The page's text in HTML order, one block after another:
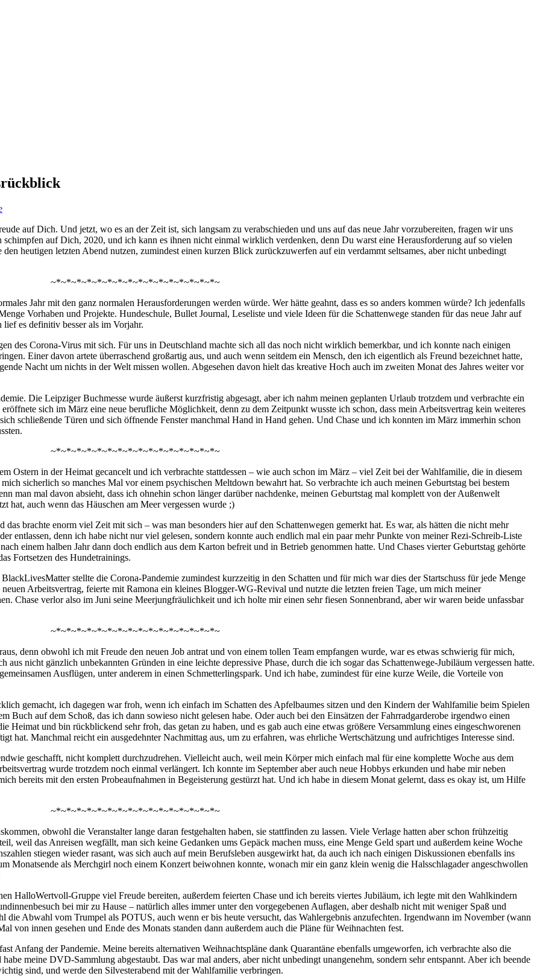
auf Dich. Und jetzt, wo es an der Zeit ist, sich langsam zu verabschieden und uns auf das neue Jahr vorzubereiten, fragen wir uns
auf Dich, 2020, und ich kann es ihnen nicht einmal wirklich verdenken, denn Du warst eine Herausforderung auf so vielen
heutigen letzten Abend nutzen, zumindest einen kurzen Blick zurückzuwerfen auf ein verdammt seltsames, aber nicht unbedingt
~*~*~*~*~*~*~*~*~*~*~*~*~*~*~*~*~
Jahr mit den ganz normalen Herausforderungen werden würde. Wer hätte geahnt, dass es so anders kommen würde? Ich jedenfalls
Vorhaben und Projekte. Hundeschule, Bullet Journal, Leseliste und viele Ideen für die Schattenwege standen für das neue Jahr auf
es definitiv besser als im Vorjahr.
des Corona-Virus mit sich. Für uns in Deutschland machte sich all das noch nicht wirklich bemerkbar, und ich konnte nach einigen
Einer davon artete überraschend großartig aus, und auch wenn seitdem ein Mensch, den ich eigentlich als Freund bezeichnet hatte,
Nacht um nichts in der Welt missen wollen. Abgesehen davon hielt das kreative Hoch auch im zweiten Monat des Jahres weiter vor
Die Leipziger Buchmesse wurde äußerst kurzfristig abgesagt, aber ich nahm meinen geplanten Urlaub trotzdem und verbrachte ein
sich im März eine neue berufliche Möglichkeit, denn zu dem Zeitpunkt wusste ich schon, dass mein Arbeitsvertrag kein weiteres
schließende Türen und sich öffnende Fenster manchmal Hand in Hand gehen. Und Chase und ich konnten im März immerhin schon
~*~*~*~*~*~*~*~*~*~*~*~*~*~*~*~*~
Ostern in der Heimat gecancelt und ich verbrachte stattdessen – wie auch schon im März – viel Zeit bei der Wahlfamilie, die in diesem
sicherlich so manches Mal vor einem psychischen Meltdown bewahrt hat. So verbrachte ich auch meinen Geburtstag bei bestem
man mal davon absieht, dass ich ohnehin schon länger darüber nachdenke, meinen Geburtstag mal komplett von der Außenwelt
hat, auch wenn das Häuschen am Meer vergessen wurde ;)
brachte enorm viel Zeit mit sich – was man besonders hier auf den Schattenwegen gemerkt hat. Es war, als hätten die nicht mehr
entlassen, denn ich habe nicht nur viel gelesen, sondern konnte auch endlich mal ein paar mehr Punkte von meiner Rezi-Schreib-Liste
einem halben Jahr dann doch endlich aus dem Karton befreit und in Betrieb genommen hatte. Und Chases vierter Geburtstag gehörte
Fortsetzen des Hundetrainings.
stellte die Corona-Pandemie zumindest kurzzeitig in den Schatten und für mich war dies der Startschuss für jede Menge
Arbeitsvertrag, feierte mit Ramona ein kleines Blogger-WG-Revival und nutzte die letzten freien Tage, um mich meiner
Chase verlor also im Juni seine Meerjungfräulichkeit und ich holte mir einen sehr fiesen Sonnenbrand, aber wir waren beide unfassbar
~*~*~*~*~*~*~*~*~*~*~*~*~*~*~*~*~
denn obwohl ich mit Freude den neuen Job antrat und von einem tollen Team empfangen wurde, war es etwas schwierig für mich,
nicht gänzlich unbekannten Gründen in eine leichte depressive Phase, durch die ich sogar das Schattenwege-Jubiläum vergessen hatte.
Ausflügen, unter anderem in einen Schmetterlingspark. Und ich habe, zumindest für eine kurze Weile, die Vorteile von
gemacht, ich dagegen war froh, wenn ich einfach im Schatten des Apfelbaumes sitzen und den Kindern der Wahlfamilie beim Spielen
Buch auf dem Schoß, das ich dann sowieso nicht gelesen habe. Oder auch bei den Einsätzen der Fahrradgarderobe irgendwo einen
Heimat und bin rückblickend sehr froh, das getan zu haben, und es gab auch eine etwas größere Versammlung eines eingeschworenen
hat. Manchmal reicht ein ausgedehnter Nachmittag aus, um zu erfahren, was ehrliche Wertschätzung und aufrichtiges Interesse sind.
geschafft, nicht komplett durchzudrehen. Vielleicht auch, weil mein Körper mich einfach mal für eine komplette Woche aus dem
wurde trotzdem noch einmal verlängert. Ich konnte im September aber auch neue Hobbys erkunden und habe mir neben
bereits mit den ersten Probeaufnahmen in Begeisterung gestürzt hat. Und ich habe in diesem Monat gelernt, dass es okay ist, um Hilfe
~*~*~*~*~*~*~*~*~*~*~*~*~*~*~*~*~
obwohl die Veranstalter lange daran festgehalten haben, sie stattfinden zu lassen. Viele Verlage hatten aber schon frühzeitig
weil das Anreisen wegfällt, man sich keine Gedanken ums Gepäck machen muss, eine Menge Geld spart und außerdem keine Woche
stiegen wieder rasant, was sich auch auf mein Berufsleben ausgewirkt hat, da auch ich nach einigen Diskussionen ebenfalls ins
Monatsende als Merchgirl noch einem Konzert beiwohnen konnte, wonach mir ein ganz klein wenig die Halsschlagader angeschwollen
HalloWertvoll-Gruppe viel Freude bereiten, außerdem feierten Chase und ich bereits viertes Jubiläum, ich legte mit den Wahlkindern
bei mir zu Hause – natürlich alles immer unter den vorgegebenen Auflagen, aber deshalb nicht mit weniger Spaß und
Abwahl vom Trumpel als POTUS, auch wenn er bis heute versucht, das Wahlergebnis anzufechten. Irgendwann im November (wann
von innen gesehen und Ende des Monats standen dann außerdem auch die Pläne für Weihnachten fest.
Anfang der Pandemie. Meine bereits alternativen Weihnachtspläne dank Quarantäne ebenfalls umgeworfen, ich verbrachte also die
meine DVD-Sammlung abgestaubt. Das war mal anders, aber nicht unbedingt unangenehm, sondern sehr entspannt. Aber ich beende
sind, und werde den Silvesterabend mit der Wahlfamilie verbringen.